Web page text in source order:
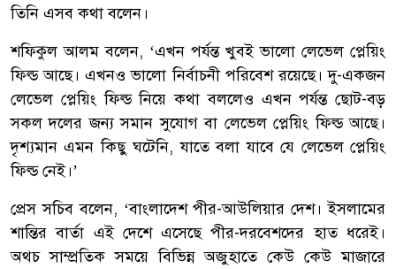
তিনি এসব কথা বলেন।
শফিকুল আলম বলেন, ‘এখন পর্যন্ত খুবই ভালো লেভেল প্লেয়িং
ফিল্ড আছে। এখনও ভালো নির্বাচনী পরিবেশ রয়েছে। দু-একজন
লেভেল প্লেয়িং ফিল্ড নিয়ে কথা বললেও এখন পর্যন্ত ছোট-বড়
সকল দলের জন্য সমান সুযোগ বা লেভেল প্লেয়িং ফিল্ড আছে।
দৃশ্যমান এমন কিছু ঘটেনি, যাতে বলা যাবে যে লেভেল প্লেয়িং
ফিল্ড নেই।’
প্রেস সচিব বলেন, ‘বাংলাদেশ পীর-আউলিয়ার দেশ। ইসলামের
শান্তির বার্তা এই দেশে এসেছে পীর-দরবেশদের হাত ধরেই।
অথচ সাম্প্রতিক সময়ে বিভিন্ন অজুহাতে কেউ কেউ মাজারে